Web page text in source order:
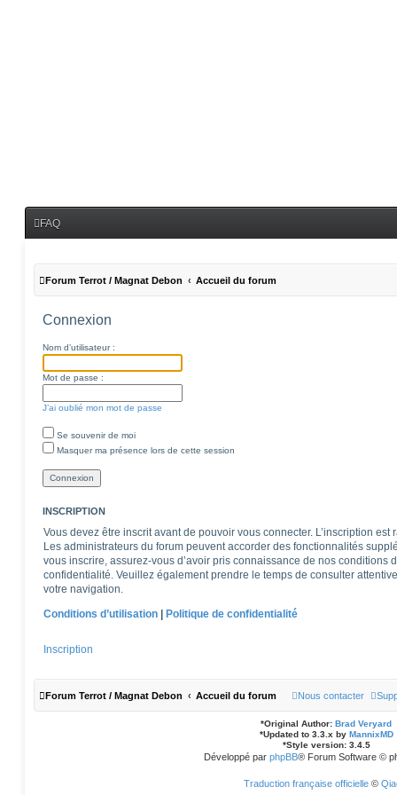
FAQ
Forum Terrot / Magnat Debon Accueil du forum
Connexion
Nom d’utilisateur :
Mot de passe :
J’ai oublié mon mot de passe
Se souvenir de moi
Masquer ma présence lors de cette session
INSCRIPTION
Vous devez être inscrit avant de pouvoir vous connecter. L’inscription
Les administrateurs du forum peuvent accorder des fonctionnalités
vous inscrire, assurez-vous d’avoir pris connaissance de nos conditions
confidentialité. Veuillez également prendre le temps de consulter
votre navigation.
Conditions d’utilisation | Politique de confidentialité
Inscription
Forum Terrot / Magnat Debon Accueil du forum Nous contacter
*Original Author: Brad Veryard
*Updated to 3.3.x by MannixMD
*Style version: 3.4.5
Développé par phpBB® Forum Software ©
Traduction française officielle©